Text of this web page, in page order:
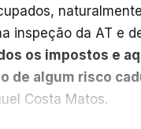
inspeção da AT e
os impostos e
de algum risco
Costa Matos.